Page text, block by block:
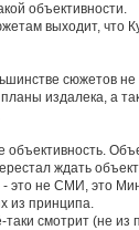
объективности.
выходит, что
сюжетов
издалека, а
объективность.
ждать
- это не СМИ, это
из принципа.
таки смотрит (не